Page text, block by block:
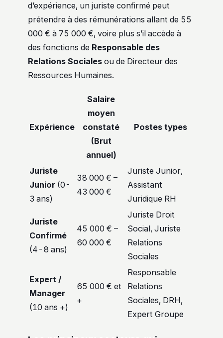
d’expérience, un juriste confirmé peut
prétendre à des rémunérations allant de 55
000 € à 75 000 €, voire plus s’il accède à
des fonctions de Responsable des
Relations Sociales ou de Directeur des
Ressources Humaines.
Expérience
Salaire
moyen
constaté
(Brut
annuel)
Postes types
Juriste
Junior (0-
3 ans)
38 000 € –
43 000 €
Juriste Junior,
Assistant
Juridique RH
Juriste
Confirmé
(4-8 ans)
45 000 € –
60 000 €
Juriste Droit
Social, Juriste
Relations
Sociales
Expert /
Manager
(10 ans +)
65 000 € et
+
Responsable
Relations
Sociales, DRH,
Expert Groupe